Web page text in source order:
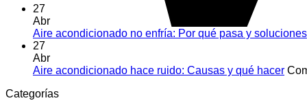
27
Abr
Aire acondicionado no enfría: Por qué pasa y soluciones
27
Abr
Aire acondicionado hace ruido: Causas y qué hacer
Categorías